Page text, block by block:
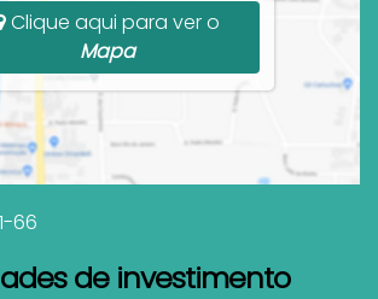
Clique aqui para ver o
Mapa
66
de investimento